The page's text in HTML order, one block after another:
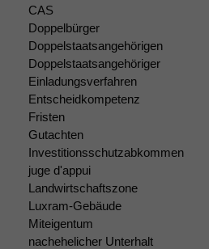
CAS
Doppelbürger
Doppelstaatsangehörigen
Doppelstaatsangehöriger
Einladungsverfahren
Entscheidkompetenz
Fristen
Gutachten
Investitionsschutzabkommen
juge d'appui
Landwirtschaftszone
Luxram-Gebäude
Miteigentum
nachehelicher Unterhalt